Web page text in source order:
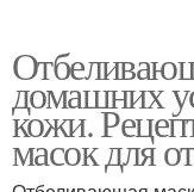
домашних
кожи.
масок для